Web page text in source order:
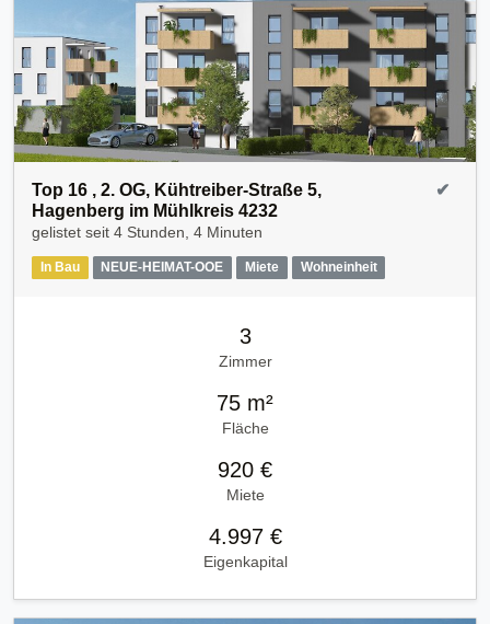
Top 16 , 2. OG, Kühtreiber-Straße 5,
Hagenberg im Mühlkreis 4232
gelistet seit 4 Stunden, 4 Minuten
In Bau NEUE-HEIMAT-OOE Miete Wohneinheit
✔
3
Zimmer
75 m²
Fläche
920 €
Miete
4.997 €
Eigenkapital